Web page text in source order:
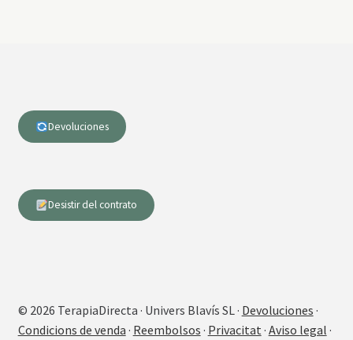
Devoluciones
Desistir del contrato
© 2026 TerapiaDirecta · Univers Blavís SL · Devoluciones ·
Condicions de venda · Reembolsos · Privacitat · Aviso legal ·